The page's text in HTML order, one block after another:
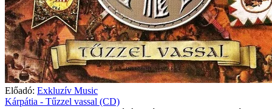
Előadó: Exkluzív Music
Kárpátia - Tűzzel vassal (CD)